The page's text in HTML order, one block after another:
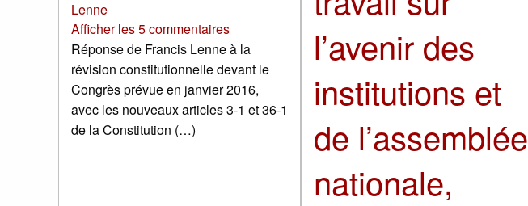
Lenne
Afficher les 5 commentaires
Réponse de Francis Lenne à la
révision constitutionnelle devant le
Congrès prévue en janvier 2016,
avec les nouveaux articles 3-1 et 36-1
de la Constitution (…)
l’avenir des
institutions et
de l’assemblée
nationale,